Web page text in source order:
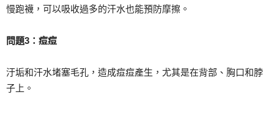
慢跑襪，可以吸收過多的汗水也能預防摩擦。
問題3 ：痘痘
汙垢和汗水堵塞毛孔，造成痘痘產生，尤其是在背部、胸口和脖
子上。